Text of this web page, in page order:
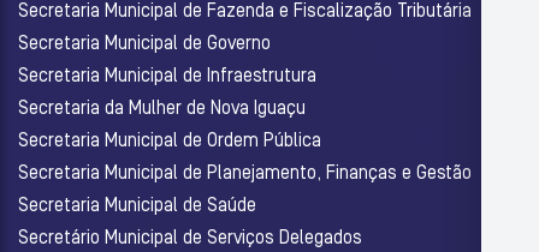
Secretaria Municipal de Fazenda e Fiscalização Tributária
Secretaria Municipal de Governo
Secretaria Municipal de Infraestrutura
Secretaria da Mulher de Nova Iguaçu
Secretaria Municipal de Ordem Pública
Secretaria Municipal de Planejamento, Finanças e Gestão
Secretaria Municipal de Saúde
Secretário Municipal de Serviços Delegados